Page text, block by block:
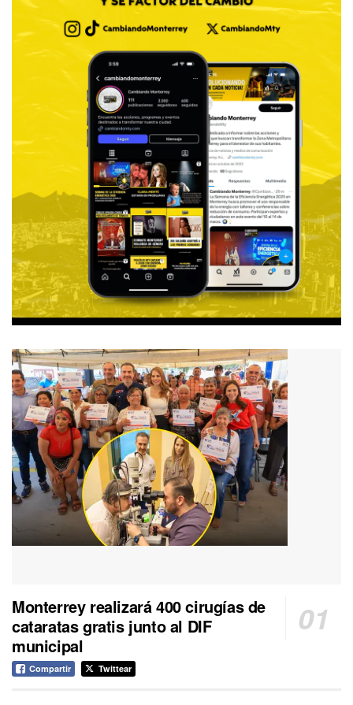
Monterrey realizará 400 cirugías de
cataratas gratis junto al DIF
municipal
Compartir Twittear